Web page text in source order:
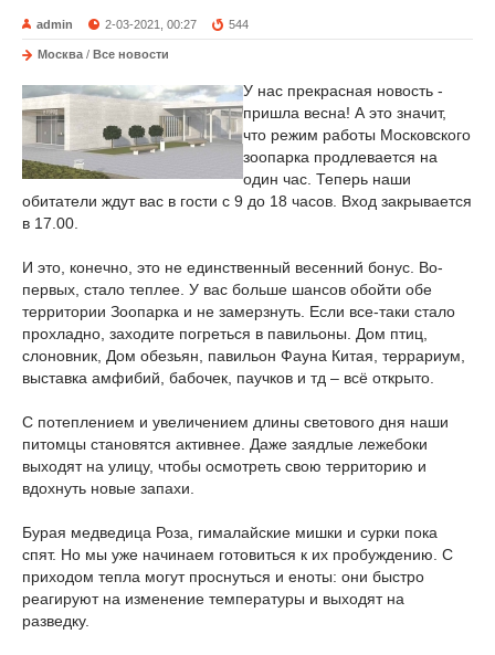
admin 2-03-2021, 00:27 544
Москва / Все новости
У нас прекрасная новость -
пришла весна! А это значит,
что режим работы Московского
зоопарка продлевается на
один час. Теперь наши
обитатели ждут вас в гости с 9 до 18 часов. Вход закрывается
в 17.00.
И это, конечно, это не единственный весенний бонус. Во-
первых, стало теплее. У вас больше шансов обойти обе
территории Зоопарка и не замерзнуть. Если все-таки стало
прохладно, заходите погреться в павильоны. Дом птиц,
слоновник, Дом обезьян, павильон Фауна Китая, террариум,
выставка амфибий, бабочек, паучков и тд – всё открыто.
С потеплением и увеличением длины светового дня наши
питомцы становятся активнее. Даже заядлые лежебоки
выходят на улицу, чтобы осмотреть свою территорию и
вдохнуть новые запахи.
Бурая медведица Роза, гималайские мишки и сурки пока
спят. Но мы уже начинаем готовиться к их пробуждению. С
приходом тепла могут проснуться и еноты: они быстро
реагируют на изменение температуры и выходят на
разведку.